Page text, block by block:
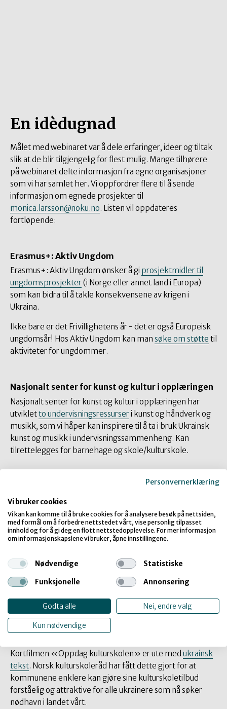
En idèdugnad
Målet med webinaret var å dele erfaringer, ideer og tiltak
slik at de blir tilgjengelig for flest mulig. Mange tilhørere
på webinaret delte informasjon fra egne organisasjoner
som vi har samlet her. Vi oppfordrer flere til å sende
informasjon om egnede prosjekter til
monica.larsson@noku.no. Listen vil oppdateres
fortløpende:
Erasmus+: Aktiv Ungdom
Erasmus+: Aktiv Ungdom ønsker å gi prosjektmidler til
ungdomsprosjekter(i Norge eller annet land i Europa)
som kan bidra til å takle konsekvensene av krigen i
Ukraina.
Ikke bare er det Frivillighetens år - det er også Europeisk
ungdomsår! Hos Aktiv Ungdom kan man søke om støtte til
aktiviteter for ungdommer.
Nasjonalt senter for kunst og kultur i opplæringen
Nasjonalt senter for kunst og kultur i opplæringen har
utvikletto undervisningsressurseri kunst og håndverk og
musikk, som vi håper kan inspirere til å ta i bruk Ukrainsk
kunst og musikk i undervisningssammenheng. Kan
tilrettelegges for barnehage og skole/kulturskole.
NMF har utviklet tilbudet
for at barn med og uten korpsbakgrunn får anledning til å
møtes i musikken.
Andre nyttige lenker fra Norges Musikkorps Forbund:
Brosjyrer
Filmer
Veileder om barrierefri fritid i korps
Kortfilmen «Oppdag kulturskolen» er ute med ukrainsk
tekst. Norsk kulturskoleråd har fått dette gjort for at
kommunene enklere kan gjøre sine kulturskoletilbud
forståelig og attraktive for alle ukrainere som nå søker
nødhavn i landet vårt.
Personvernerklæring
Vi bruker cookies
Vi kan kan komme til å bruke cookies for å analysere besøk på nettsiden,
med formål om å forbedre nettstedet vårt, vise personlig tilpasset
innhold og for å gi deg en flott nettstedopplevelse. For mer informasjon
om informasjonskapslene vi bruker, åpne innstillingene.
Nødvendige
Statistiske
Funksjonelle
Annonsering
Godta alle Nei, endre valg
Kun nødvendige